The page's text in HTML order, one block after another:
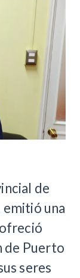
de
emitió una
de Puerto
seres